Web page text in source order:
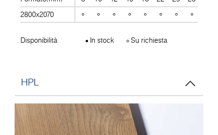
2800x2070
Disponibilità In stock Su richiesta
HPL